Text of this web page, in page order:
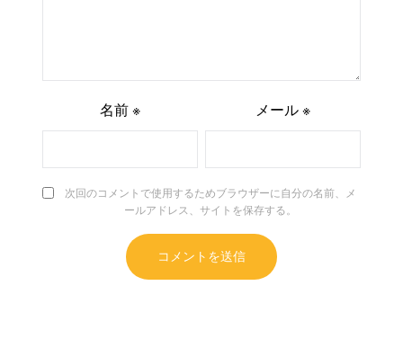
名前※ メール ※
次回のコメントで使用するためブラウザーに自分の名前、メ
ールアドレス、サイトを保存する。